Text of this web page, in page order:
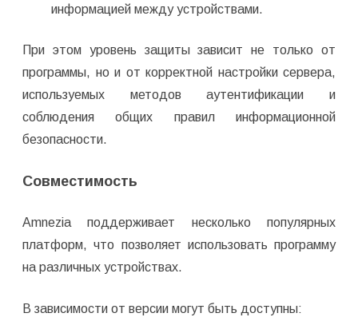
информацией между устройствами.
При этом уровень защиты зависит не только от
программы, но и от корректной настройки сервера,
используемых методов аутентификации и
соблюдения общих правил информационной
безопасности.
Совместимость
Amnezia поддерживает несколько популярных
платформ, что позволяет использовать программу
на различных устройствах.
В зависимости от версии могут быть доступны: